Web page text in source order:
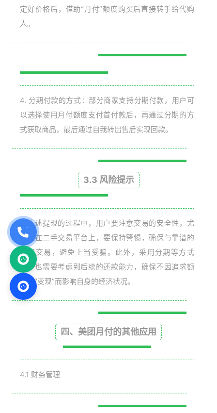
定好价格后，借助“月付”额度购买后直接转手给代购
人。
4. 分期付款的方式：部分商家支持分期付款，用户可
以选择使用月付额度支付首付款后，再通过分期的方
式获取商品，最后通过自我转出售后实现回款。
3.3 风险提示
在上述提现的过程中，用户要注意交易的安全性，尤
其是在二手交易平台上，要保持警惕，确保与靠谱的
买家交易，避免上当受骗。此外，采用分期等方式
时，也需要考虑到后续的还款能力，确保不因追求额
度的“变现”而影响自身的经济状况。
四、美团月付的其他应用
4.1 财务管理